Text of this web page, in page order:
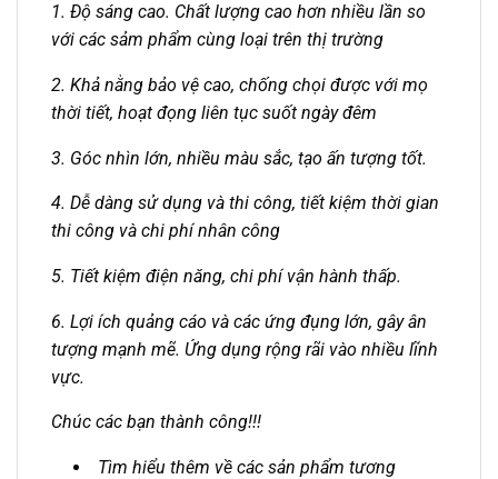
1. Độ sáng cao. Chất lượng cao hơn nhiều lần so
với các sảm phẩm cùng loại trên thị trường
2. Khả nằng bảo vệ cao, chống chọi được với mọ
thời tiết, hoạt đọng liên tục suốt ngày đêm
3. Góc nhìn lớn, nhiều màu sắc, tạo ấn tượng tốt.
4. Dễ dàng sử dụng và thi công, tiết kiệm thời gian
thi công và chi phí nhân công
5. Tiết kiệm điện năng, chi phí vận hành thấp.
6. Lợi ích quảng cáo và các ứng đụng lớn, gây ân
tượng mạnh mẽ. Ứng dụng rộng rãi vào nhiều lĩnh
vực.
Chúc các bạn thành công!!!
Tìm hiểu thêm về các sản phẩm tương